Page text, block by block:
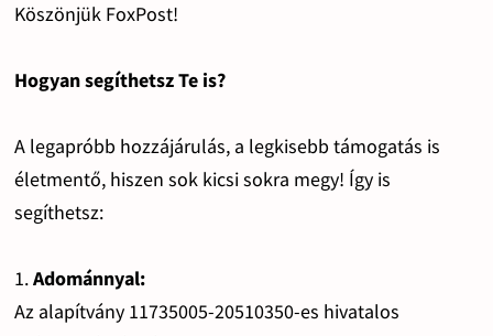
Köszönjük FoxPost!
Hogyan segíthetsz Te is?
A legapróbb hozzájárulás, a legkisebb támogatás is
életmentő, hiszen sok kicsi sokra megy! Így is
segíthetsz:
1.Adománnyal:
Az alapítvány 11735005-20510350-es hivatalos